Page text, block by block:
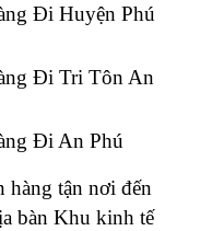
Đi Huyện Phú
Đi Tri Tôn An
Đi An Phú
hàng tận nơi đến
bàn Khu kinh tế